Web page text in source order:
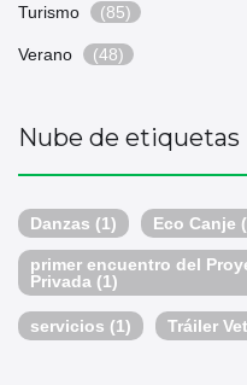
Turismo (85)
Verano (48)
Nube de etiquetas
Danzas (1) Eco Canje
primer encuentro del
Privada (1)
servicios (1) Tráiler